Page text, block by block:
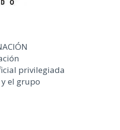
privilegiada
y el grupo